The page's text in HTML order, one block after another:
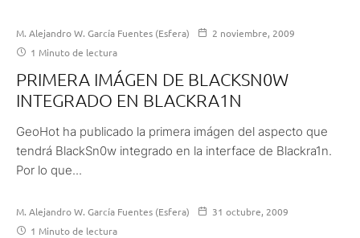
M. Alejandro W. García Fuentes (Esfera)
2 noviembre, 2009
1 Minuto de lectura
PRIMERA IMÁGEN DE BLACKSN0W
INTEGRADO EN BLACKRA1N
GeoHot ha publicado la primera imágen del aspecto que
tendrá BlackSn0w integrado en la interface de Blackra1n.
Por lo que...
M. Alejandro W. García Fuentes (Esfera)
31 octubre, 2009
1 Minuto de lectura